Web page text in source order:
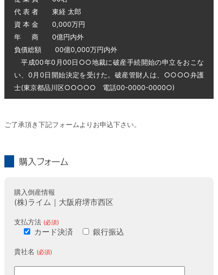
代 表 者 東経 太郎
資 本 金 0,000万円
年 商 0億円内外
負債総額 00億0,000万円内外
平成00年0月00日○○地裁に破産手続開始の申立をおこな
い、0月0日開始決定を受けた。破産管財人は、○○○○弁護
士(東京都品川区○○○○○ 電話00-0000-0000○)
ご了承頂き下記フォームよりお申込下さい。
購入倒産情報
(株)ライム｜大阪府堺市西区
支払方法 (必須)
カード決済 銀行振込
貴社名 (必須)